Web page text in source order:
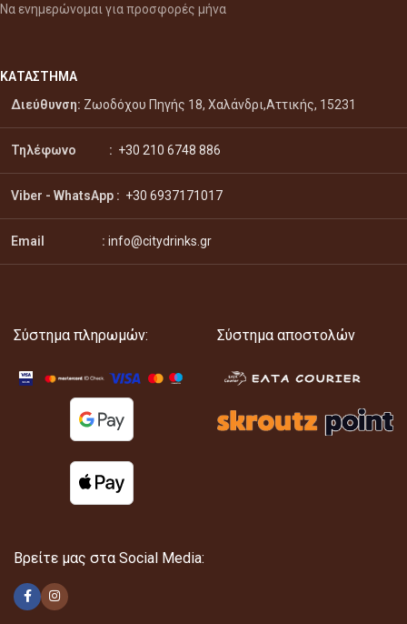
Να ενημερώνομαι για προσφορές μήνα
ΚΑΤΑΣΤΗΜΑ
Διεύθυνση: Ζωοδόχου Πηγής 18, Χαλάνδρι,Αττικής, 15231
Τηλέφωνο : +30 210 6748 886
Viber - WhatsApp : +30 6937171017
Email : info@citydrinks.gr
Σύστημα πληρωμών: Σύστημα αποστολών
Βρείτε μας στα Social Media: